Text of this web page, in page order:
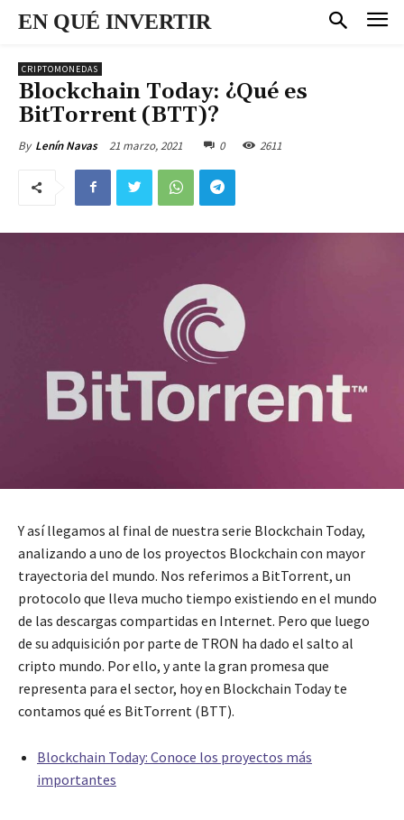
EN QUÉ INVERTIR
CRIPTOMONEDAS
Blockchain Today: ¿Qué es
BitTorrent (BTT)?
By Lenín Navas 21 marzo, 2021 0 2611
Y así llegamos al final de nuestra serie Blockchain Today,
analizando a uno de los proyectos Blockchain con mayor
trayectoria del mundo. Nos referimos a BitTorrent, un
protocolo que lleva mucho tiempo existiendo en el mundo
de las descargas compartidas en Internet. Pero que luego
de su adquisición por parte de TRON ha dado el salto al
cripto mundo. Por ello, y ante la gran promesa que
representa para el sector, hoy en Blockchain Today te
contamos qué es BitTorrent (BTT).
Blockchain Today: Conoce los proyectos más
importantes